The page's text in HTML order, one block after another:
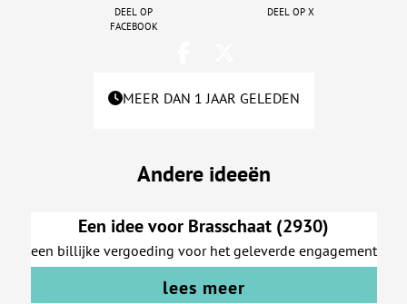
Deel op
facebook
Deel op X
MEER DAN 1 JAAR GELEDEN
Andere ideeën
Een idee voor Brasschaat (2930)
een billijke vergoeding voor het geleverde engagement
lees meer